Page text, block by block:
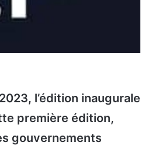
l’édition inaugurale
première édition,
gouvernements